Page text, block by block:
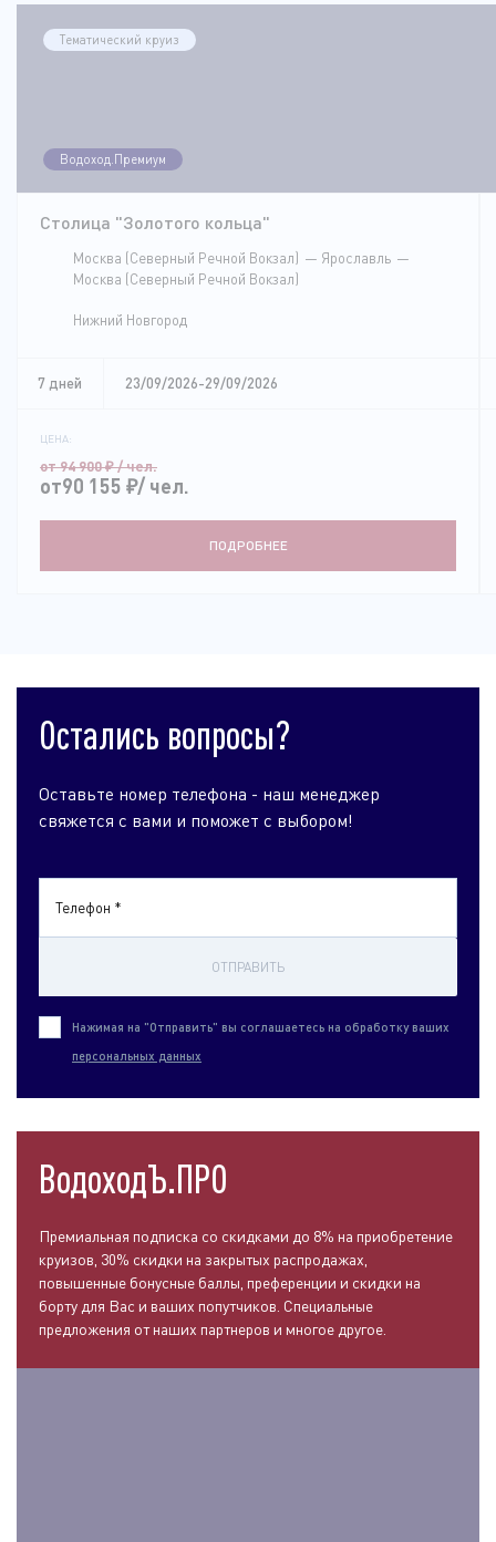
Тематический круиз
Водоход.Премиум
Столица "Золотого кольца"
Москва (Северный Речной Вокзал)
Ярославль
Москва (Северный Речной Вокзал)
Нижний Новгород
7 дней 23/09/2026-29/09/2026
ЦЕНА:
от 94 900₽/ чел.
от90 155 ₽/ чел.
ПОДРОБНЕЕ
Остались вопросы?
Оставьте номер телефона - наш менеджер
свяжется с вами и поможет с выбором!
Телефон *
ОТПРАВИТЬ
Нажимая на "Отправить" вы соглашаетесь на обработку ваших
персональных данных
ВодоходЪ.ПРО
Премиальная подписка со скидками до 8% на приобретение
круизов, 30% скидки на закрытых распродажах,
повышенные бонусные баллы, преференции и скидки на
борту для Вас и ваших попутчиков. Специальные
предложения от наших партнеров и многое другое.